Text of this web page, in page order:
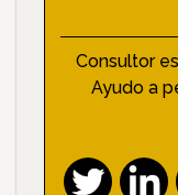
Consultor
Ayudo a